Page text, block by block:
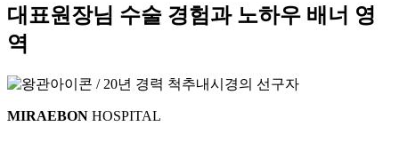
대표원장님 수술 경험과 노하우 배너 영
역
MIRAEBON HOSPITAL